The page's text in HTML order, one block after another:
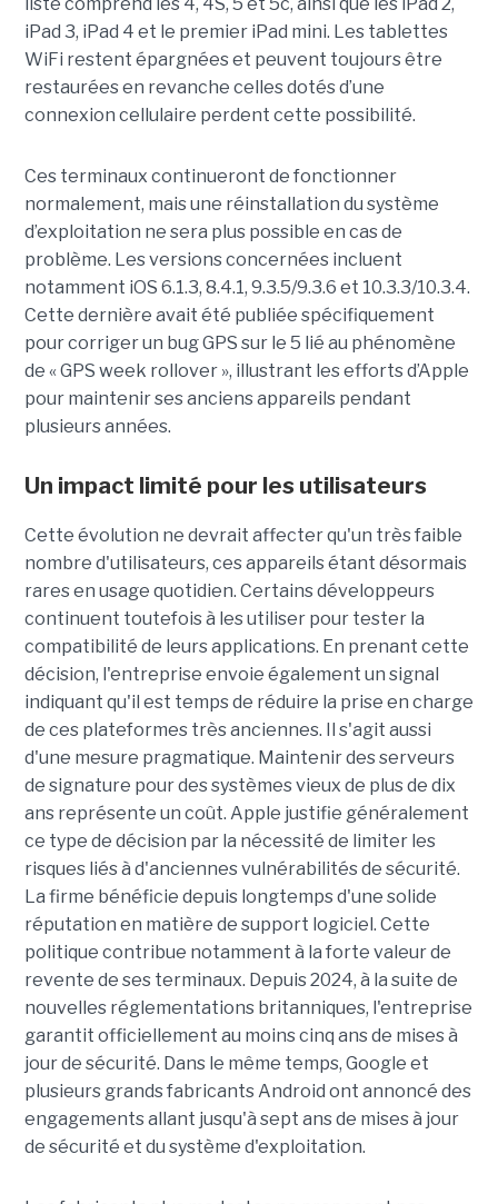
liste comprend les 4, 4S, 5 et 5c, ainsi que les iPad 2,
iPad 3, iPad 4 et le premier iPad mini. Les tablettes
WiFi restent épargnées et peuvent toujours être
restaurées en revanche celles dotés d’une
connexion cellulaire perdent cette possibilité.
Ces terminaux continueront de fonctionner
normalement, mais une réinstallation du système
d’exploitation ne sera plus possible en cas de
problème. Les versions concernées incluent
notamment iOS 6.1.3, 8.4.1, 9.3.5/9.3.6 et 10.3.3/10.3.4.
Cette dernière avait été publiée spécifiquement
pour corriger un bug GPS sur le 5 lié au phénomène
de « GPS week rollover », illustrant les efforts d’Apple
pour maintenir ses anciens appareils pendant
plusieurs années.
Un impact limité pour les utilisateurs
Cette évolution ne devrait affecter qu'un très faible
nombre d'utilisateurs, ces appareils étant désormais
rares en usage quotidien. Certains développeurs
continuent toutefois à les utiliser pour tester la
compatibilité de leurs applications. En prenant cette
décision, l'entreprise envoie également un signal
indiquant qu'il est temps de réduire la prise en charge
de ces plateformes très anciennes. Il s'agit aussi
d'une mesure pragmatique. Maintenir des serveurs
de signature pour des systèmes vieux de plus de dix
ans représente un coût. Apple justifie généralement
ce type de décision par la nécessité de limiter les
risques liés à d'anciennes vulnérabilités de sécurité.
La firme bénéficie depuis longtemps d'une solide
réputation en matière de support logiciel. Cette
politique contribue notamment à la forte valeur de
revente de ses terminaux. Depuis 2024, à la suite de
nouvelles réglementations britanniques, l'entreprise
garantit officiellement au moins cinq ans de mises à
jour de sécurité. Dans le même temps, Google et
plusieurs grands fabricants Android ont annoncé des
engagements allant jusqu'à sept ans de mises à jour
de sécurité et du système d'exploitation.